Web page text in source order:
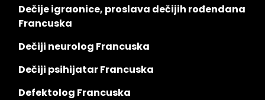
Dečije igraonice, proslava dečijih rođendana
Francuska
Dečiji neurolog Francuska
Dečiji psihijatar Francuska
Defektolog Francuska